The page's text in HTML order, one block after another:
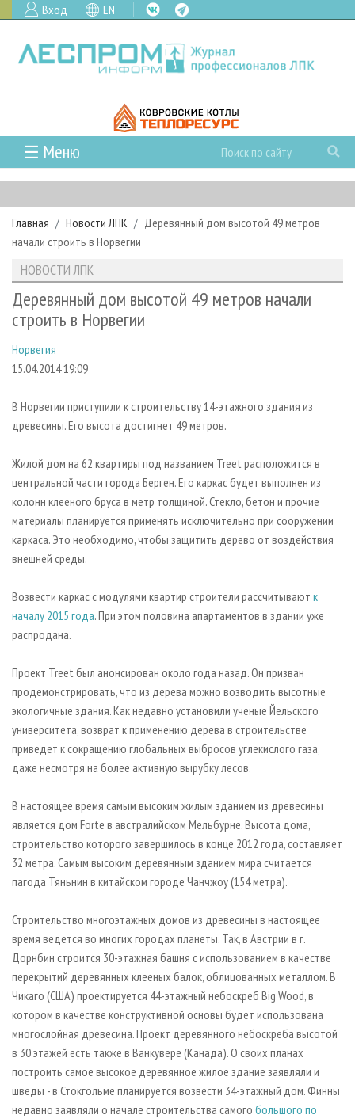
Вход EN
☰ Меню
ГЛАВНАЯ
РУБРИКИ И ТЕМЫ
РУБРИКИ ЖУРНАЛА
ЛЕСОЗАГОТОВКА
ЛЕСОПИЛЕНИЕ
СУШКА ДРЕВЕСИНЫ
ДЕРЕВЯННОЕ ДОМОСТРОЕНИЕ
БИОЭНЕРГЕТИКА
ЦБП
ИНСТРУМЕНТ И МАТЕРИАЛЫ
НОВОСТИ
НОВОСТИ ЛПК
НОВОСТИ ЖУРНАЛА
ПРОЕКТЫ ЛПИ
АНАЛИТИКА
ПРЕДПРИЯТИЯ ЛПК
ПЕРСОНЫ
ОФИЦИАЛЬНЫЕ ДЕЛЕГАЦИИ
RUSSIAN FORESTRY REVIEW
ГАЗЕТА ЛЕСПРОМФОРУМ
БИБЛИОТЕКА СПЕЦИАЛИСТА
АРХИВ ЖУРНАЛОВ
О ЖУРНАЛЕ
КОНТАКТЫ
РЕКЛАМОДАТЕЛЯМ
РЕКЛАМА
Главная Новости ЛПК
Деревянный дом высотой 49 метров
начали строить в Норвегии
НОВОСТИ ЛПК
Деревянный дом высотой 49 метров начали
строить в Норвегии
Норвегия
15.04.2014 19:09
В Норвегии приступили к строительству 14-этажного здания из
древесины. Его высота достигнет 49 метров.
Жилой дом на 62 квартиры под названием Treet расположится в
центральной части города Берген. Его каркас будет выполнен из
колонн клееного бруса в метр толщиной. Стекло, бетон и прочие
материалы планируется применять исключительно при сооружении
каркаса. Это необходимо, чтобы защитить дерево от воздействия
внешней среды.
Возвести каркас с модулями квартир строители рассчитывают к
началу 2015 года. При этом половина апартаментов в здании уже
распродана.
Проект Treet был анонсирован около года назад. Он призван
продемонстрировать, что из дерева можно возводить высотные
экологичные здания. Как недавно установили ученые Йельского
университета, возврат к применению дерева в строительстве
приведет к сокращению глобальных выбросов углекислого газа,
даже несмотря на более активную вырубку лесов.
В настоящее время самым высоким жилым зданием из древесины
является дом Forte в австралийском Мельбурне. Высота дома,
строительство которого завершилось в конце 2012 года, составляет
32 метра. Самым высоким деревянным зданием мира считается
пагода Тяньнин в китайском городе Чанчжоу (154 метра).
Строительство многоэтажных домов из древесины в настоящее
время ведется во многих городах планеты. Так, в Австрии в г.
Дорнбин строится 30-этажная башня с использованием в качестве
перекрытий деревянных клееных балок, облицованных металлом. В
Чикаго (США) проектируется 44-этажный небоскреб Big Wood, в
котором в качестве конструктивной основы будет использована
многослойная древесина. Проект деревянного небоскреба высотой
в 30 этажей есть также в Ванкувере (Канада). О своих планах
построить самое высокое деревянное жилое здание заявляли и
шведы - в Стокгольме планируется возвести 34-этажный дом. Финны
недавно заявляли о начале строительства самого большого по